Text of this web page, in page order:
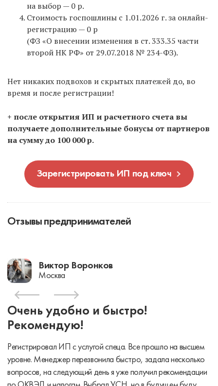
на выбор — 0 р.
Стоимость госпошлины с 1.01.2026 г. за онлайн-
регистрацию — 0 р
(ФЗ «О внесении изменения в ст. 333.35 части
второй НК РФ» от 29.07.2018 № 234-ФЗ).
Нет никаких подвохов и скрытых платежей до, во
время и после регистрации!
+ после открытия ИП и расчетного счета вы
получаете дополнительные бонусы от партнеров
на сумму до 100 000 р.
Зарегистрировать ИП под ключ
Отзывы предпринимателей
Виктор Воронков
Москва
Очень удобно и быстро!
Рекомендую!
Регистрировал ИП с услугой спеца. Все прошло на высшем
уровне. Менеджер перезвонила быстро, задала несколько
вопросов, на следующий день я уже получил рекомендации